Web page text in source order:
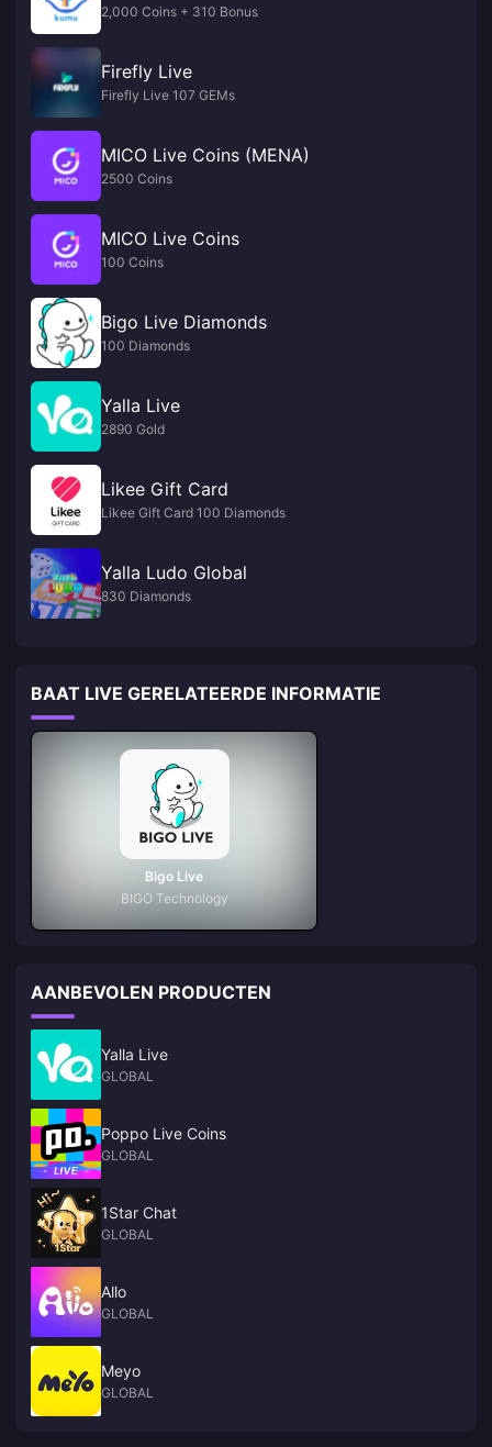
2,000 Coins + 310 Bonus
Firefly Live
Firefly Live 107 GEMs
MICO Live Coins (MENA)
2500 Coins
MICO Live Coins
100 Coins
Bigo Live Diamonds
100 Diamonds
Yalla Live
2890 Gold
Likee Gift Card
Likee Gift Card 100 Diamonds
Yalla Ludo Global
830 Diamonds
BAAT LIVE GERELATEERDE INFORMATIE
Bigo Live
BIGO Technology
AANBEVOLEN PRODUCTEN
Yalla Live
GLOBAL
Poppo Live Coins
GLOBAL
1Star Chat
GLOBAL
Allo
GLOBAL
Meyo
GLOBAL